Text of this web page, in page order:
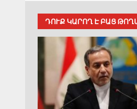
ԴՈՒՔ ԿԱՐՈՂ Է ԲԱՑ